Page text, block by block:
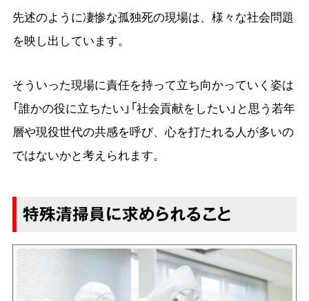
先述のように凄惨な孤独死の現場は、様々な社会問題
を映し出しています。
そういった現場に責任を持って立ち向かっていく姿は
「誰かの役に立ちたい」「社会貢献をしたい」と思う若年
層や現役世代の共感を呼び、心を打たれる人が多いの
ではないかと考えられます。
特殊清掃員に求められること